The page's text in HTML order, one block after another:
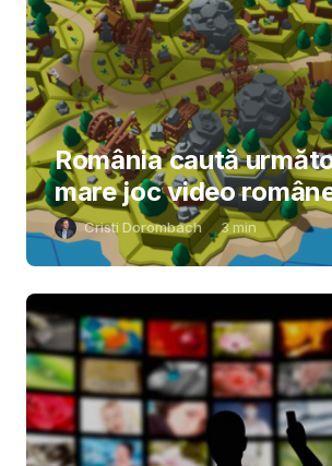
România caută
mare joc video
Cristi Dorombach 3min